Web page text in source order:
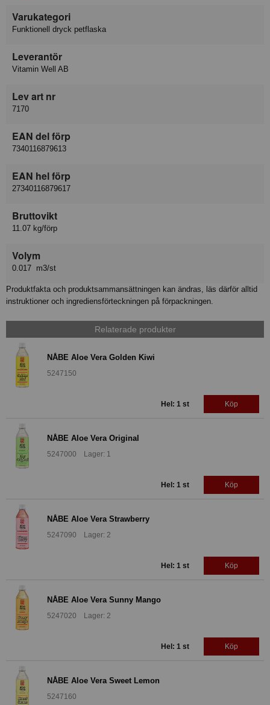
Varukategori
Funktionell dryck petflaska
Leverantör
Vitamin Well AB
Lev art nr
7170
EAN del förp
7340116879613
EAN hel förp
27340116879617
Bruttovikt
11.07 kg/förp
Volym
0.017 m3/st
Produktfakta och produktsammansättningen kan ändras, läs därför alltid
instruktioner och ingrediensförteckningen på förpackningen.
Relaterade produkter
NÅBE Aloe Vera Golden Kiwi
5247150
Hel: 1 st Köp
NÅBE Aloe Vera Original
5247000 Lager: 1
Hel: 1 st Köp
NÅBE Aloe Vera Strawberry
5247090 Lager: 2
Hel: 1 st Köp
NÅBE Aloe Vera Sunny Mango
5247020 Lager: 2
Hel: 1 st Köp
NÅBE Aloe Vera Sweet Lemon
5247160